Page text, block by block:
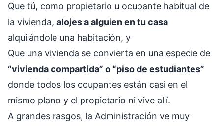
Que tú, como propietario u ocupante habitual de
la vivienda, alojes a alguien en tu casa
alquilándole una habitación, y
Que una vivienda se convierta en una especie de
“vivienda compartida” o “piso de estudiantes”
donde todos los ocupantes están casi en el
mismo plano y el propietario ni vive allí.
A grandes rasgos, la Administración ve muy